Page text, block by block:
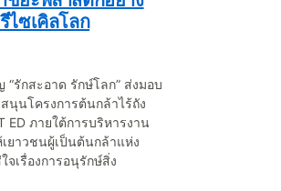
ไซเคิลโลก
รักสะอาด รักษ์โลก” ส่งมอบ
นโครงการต้นกล้าไร้ถัง
ED ภายใต้การบริหารงาน
ยาวชนผู้เป็นต้นกล้าแห่ง
เรื่องการอนุรักษ์สิ่ง